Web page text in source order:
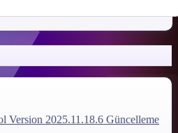
(RMX2076)
(RMX2072)
for
Version 2025.11.18.6 Güncelleme